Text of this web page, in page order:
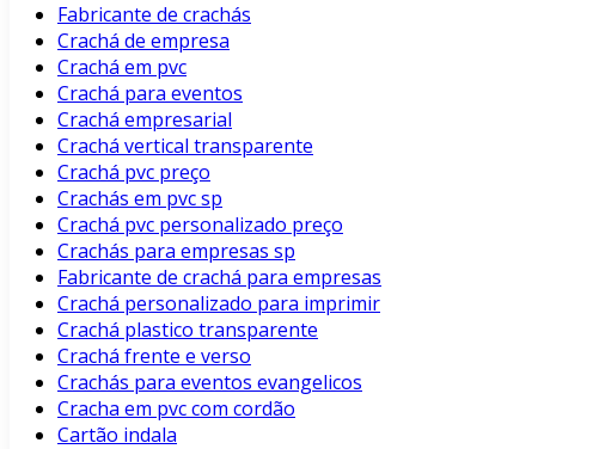
Fabricante de crachás
Crachá de empresa
Crachá em pvc
Crachá para eventos
Crachá empresarial
Crachá vertical transparente
Crachá pvc preço
Crachás em pvc sp
Crachá pvc personalizado preço
Crachás para empresas sp
Fabricante de crachá para empresas
Crachá personalizado para imprimir
Crachá plastico transparente
Crachá frente e verso
Crachás para eventos evangelicos
Cracha em pvc com cordão
Cartão indala